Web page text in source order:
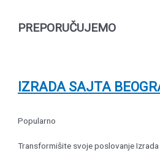
PREPORUČUJEMO
IZRADA SAJTA
Popularno
Transformišite svoje poslovanje